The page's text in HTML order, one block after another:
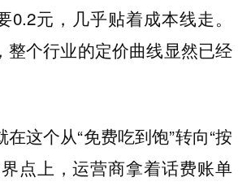
0.2元，几乎贴着成本线走。
整个行业的定价曲线显然已经
这个从“免费吃到饱”转向“按
点上，运营商拿着话费账单